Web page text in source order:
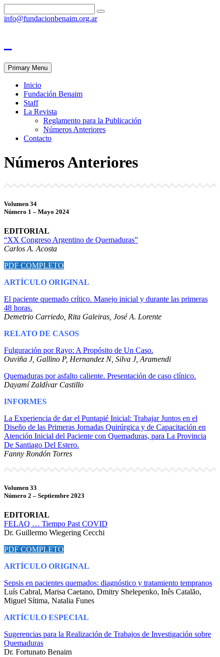
info@fundacionbenaim.org.ar
Primary Menu
Inicio
Fundación Benaim
Staff
La Revista
Reglamento para la Publicación
Números Anteriores
Contacto
Números Anteriores
Volumen 34
Número 1 – Mayo 2024
EDITORIAL
“XX Congreso Argentino de Quemaduras”
Carlos A. Acosta
PDF COMPLETO
ARTÍCULO ORIGINAL
El paciente quemado crítico. Manejo inicial y durante las primeras
48 horas.
Demetrio Carriedo, Rita Galeiras, José A. Lorente
RELATO DE CASOS
Fulguración por Rayo: A Propósito de Un Caso.
Ouviña J, Gallino P, Hernandez N, Silva J, Aramendi
Quemaduras por asfalto caliente. Presentación de caso clínico.
Dayamí Zaldívar Castillo
INFORMES
La Experiencia de dar el Puntapié Inicial: Trabajar Juntos en el
Diseño de las Primeras Jornadas Quirúrgica y de Capacitación en
Atención Inicial del Paciente con Quemaduras, para La Provincia
De Santiago Del Estero.
Fanny Rondón Torres
Volumen 33
Número 2 – Septiembre 2023
EDITORIAL
FELAQ … Tiempo Past COVID
Dr. Guillermo Wiegering Cecchi
PDF COMPLETO
ARTÍCULO ORIGINAL
Sepsis en pacientes quemados: diagnóstico y tratamiento tempranos
Luís Cabral, Marisa Caetano, Dmitry Shelepenko, Inês Catalão,
Miguel Sítima, Natalia Funes
ARTÍCULO ESPECIAL
Sugerencias para la Realización de Trabajos de Investigación sobre
Quemaduras
Dr. Fortunato Benaim